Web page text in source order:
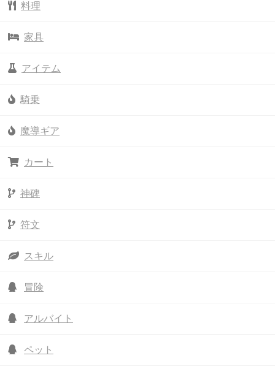
料理
家具
アイテム
騎乗
魔導ギア
カート
神碑
符文
スキル
冒険
アルバイト
ペット